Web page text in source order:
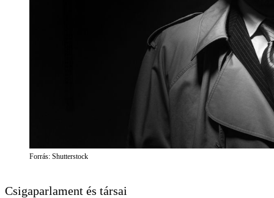
Forrás: Shutterstock
Csigaparlament és társai